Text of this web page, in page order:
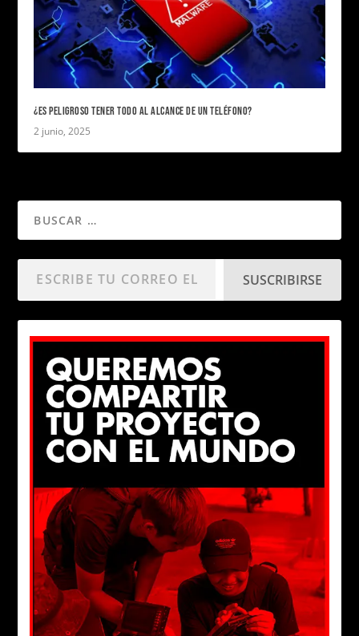
¿ES PELIGROSO TENER TODO AL ALCANCE DE UN TELÉFONO?
2 junio, 2025
SUSCRIBIRSE